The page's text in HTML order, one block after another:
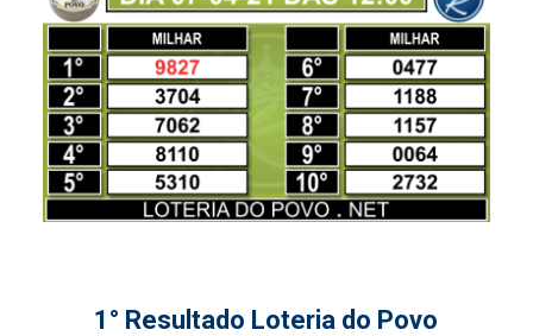
1° Resultado Loteria do Povo